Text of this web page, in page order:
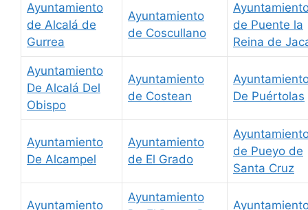
Ayuntamiento
de Alcalá de
Gurrea
Ayuntamiento
de Coscullano
de Puente la
Reina de
Ayuntamiento
De Alcalá Del
Obispo
Ayuntamiento
de Costean
De Puértolas
Ayuntamiento
De Alcampel
Ayuntamiento
de El Grado
de Pueyo de
Santa Cruz
Ayuntamiento
Ayuntamiento